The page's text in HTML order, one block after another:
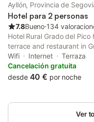
Ayllón, Provincia de
Hotel para 2 personas
7.8Bueno⋅134
Hotel Rural Grado del
terrace and restaurant in
property is located within
Natural Park. The hotel
Wifi Internet
Terraza
Cancelación gratuita
desde 40 € por noche
Ver